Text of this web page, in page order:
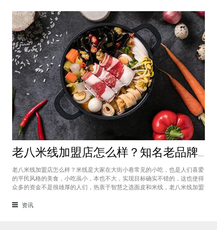
老八米线加盟店怎么样？知名老品牌值得信赖
老八米线加盟店怎么样？米线是大家在大街小巷常见的小吃，也是人们喜爱
的平民风格的美食，小吃虽小，本也不大，实现目标确实不错的，这也使得
众多的资金不是很雄厚的人们，热衷于智慧之选面皮和米线，老八米线加盟
说起云南的名小吃过桥米线，很多人都不陌生，在传统的基础上，根据自己
资讯